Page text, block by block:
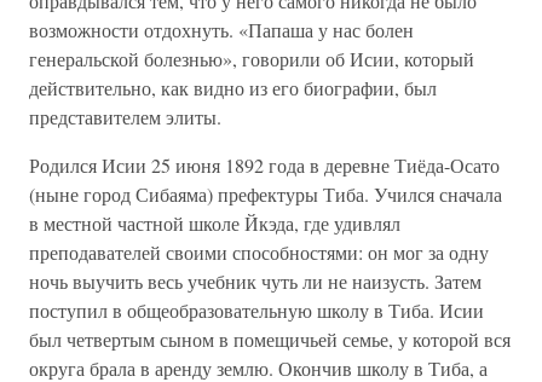
возможности отдохнуть. «Папаша у нас болен
генеральской болезнью», говорили об Исии, который
действительно, как видно из его биографии, был
представителем элиты.
Родился Исии 25 июня 1892 года в деревне Тиёда-Осато
(ныне город Сибаяма) префектуры Тиба. Учился сначала
в местной частной школе Йкэда, где удивлял
преподавателей своими способностями: он мог за одну
ночь выучить весь учебник чуть ли не наизусть. Затем
поступил в общеобразовательную школу в Тиба. Исии
был четвертым сыном в помещичьей семье, у которой вся
округа брала в аренду землю. Окончив школу в Тиба, а